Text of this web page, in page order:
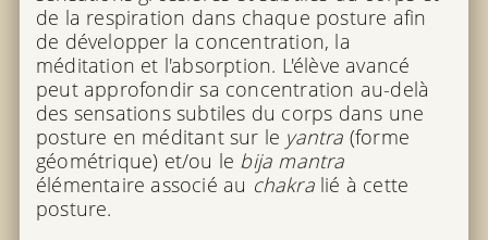
de la respiration dans chaque posture afin
de développer la concentration, la
méditation et l'absorption. L'élève avancé
peut approfondir sa concentration au-delà
des sensations subtiles du corps dans une
posture en méditant sur le yantra (forme
géométrique) et/ou le bija mantra
élémentaire associé au chakralié à cette
posture.